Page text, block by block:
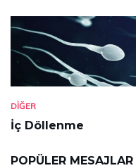
DIĞER
İç Döllenme
POPÜLER MESAJLAR